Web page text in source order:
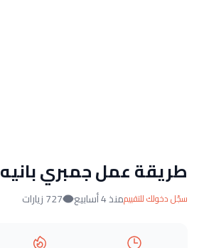
طريقة عمل جمبري بانيه
سجّل دخولك للتقييممنذ 4 أسابيع 727 زيارات